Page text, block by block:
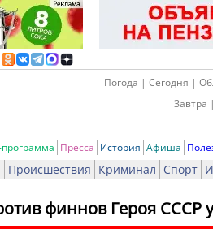
Погода | Сегодня |
Завтра
Пресса История Афиша
Происшествия Криминал Спорт
финнов Героя СССР